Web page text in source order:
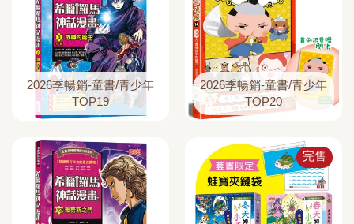
2026季暢銷-童書/青少年
TOP19
2026季暢銷-童書/青少年
TOP20
完售